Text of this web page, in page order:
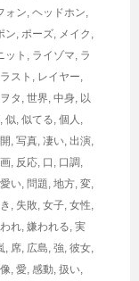
ォン, ヘッドホン,
ン, ポーズ, メイク ,
ット , ライゾマ, ラ
ラスト , レイヤー,
ヲタ , 世界, 中身, 以
, 似, 似てる, 個人 ,
, 写真, 凄い, 出演,
, 反応, 口 , 口調 ,
い, 問題, 地方, 変,
, 失敗, 女子, 女性,
れ, 嫌われる, 実
, 席, 広島, 強, 彼女,
, 愛, 感動, 扱い,